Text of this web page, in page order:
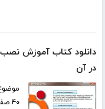
دانلود کتاب آموزش
در آن
۴۰ صفحه